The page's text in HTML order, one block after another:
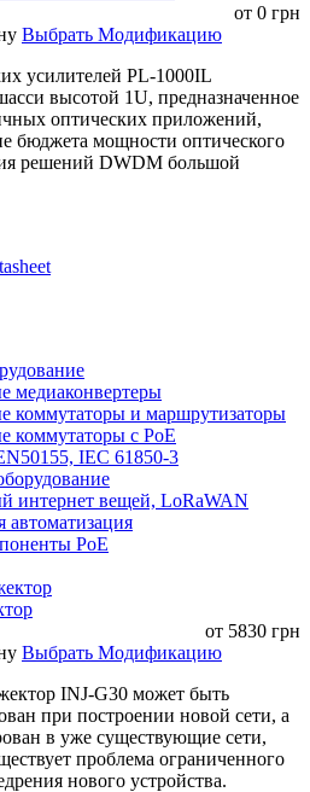
от 0 грн
Выбрать Модификацию
усилителей PL-1000IL
высотой 1U, предназначенное
оптических приложений,
бюджета мощности оптического
решений DWDM большой
и маршрутизаторы
с PoE
IEC 61850-3
интернет вещей, LoRaWAN
PoE
от 5830 грн
Выбрать Модификацию
INJ-G30 может быть
при построении новой сети, а
в уже существующие сети,
проблема ограниченного
нового устройства.